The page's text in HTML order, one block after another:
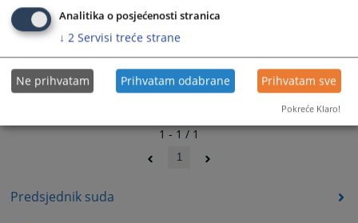
Predsjednik suda
1 - 1 / 1
1
Analitika o posjećenosti stranica
↓ 2 Servisi treće strane
Ne prihvatam Prihvatam odabrane Prihvatam sve
Pokreće Klaro!